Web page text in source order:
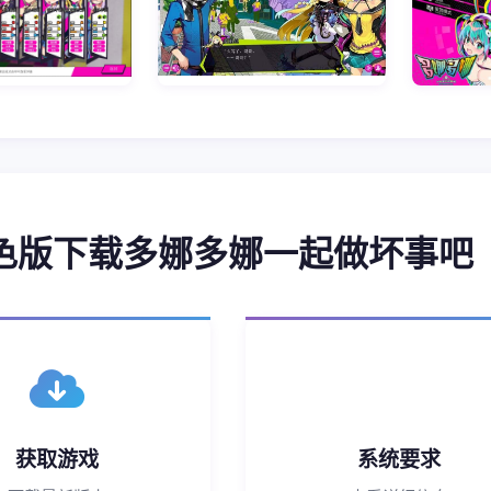
版下载多娜多娜一起做坏事吧
获取游戏 系统要求